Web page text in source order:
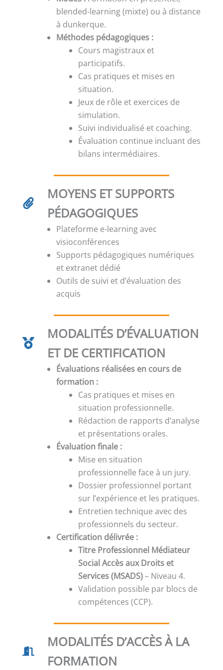
blended-learning (mixte) ou à distance
à dunkerque.
Méthodes pédagogiques :
Cours magistraux et
participatifs.
Cas pratiques et mises en
situation.
Jeux de rôle et exercices de
simulation.
Suivi individualisé et coaching.
Évaluation continue incluant des
bilans intermédiaires.
MOYENS ET SUPPORTS
PÉDAGOGIQUES
Plateforme e-learning avec
visioconférences
Supports pédagogiques numériques
et extranet dédié
Outils de suivi et d’évaluation des
acquis
MODALITÉS D’ÉVALUATION
ET DE CERTIFICATION
Évaluations réalisées en cours de
formation :
Cas pratiques et mises en
situation professionnelle.
Rédaction de rapports d’analyse
et présentations orales.
Évaluation finale :
Mise en situation
professionnelle face à un jury.
Dossier professionnel portant
sur l’expérience et les pratiques.
Entretien technique avec des
professionnels du secteur.
Certification délivrée :
Titre Professionnel Médiateur
Social Accès aux Droits et
Services (MSADS)– Niveau 4.
Validation possible par blocs de
compétences (CCP).
MODALITÉS D’ACCÈS À LA
FORMATION